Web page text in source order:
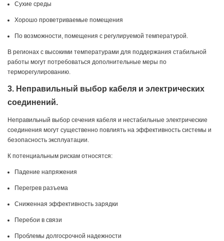
Сухие среды
Хорошо проветриваемые помещения
По возможности, помещения с регулируемой температурой.
В регионах с высокими температурами для поддержания стабильной
работы могут потребоваться дополнительные меры по
терморегулированию.
3. Неправильный выбор кабеля и электрических
соединений.
Неправильный выбор сечения кабеля и нестабильные электрические
соединения могут существенно повлиять на эффективность системы и
безопасность эксплуатации.
К потенциальным рискам относятся:
Падение напряжения
Перегрев разъема
Сниженная эффективность зарядки
Перебои в связи
Проблемы долгосрочной надежности